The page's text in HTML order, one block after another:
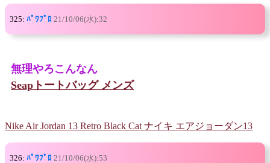
325: ﾊﾟﾜﾌﾟﾛ 21/10/06(水):32
無理やろこんなん
Seapトートバッグ メンズ
Nike Air Jordan 13 Retro Black Cat ナイキ エアジョーダン13
326: ﾊﾟﾜﾌﾟﾛ 21/10/06(水):53